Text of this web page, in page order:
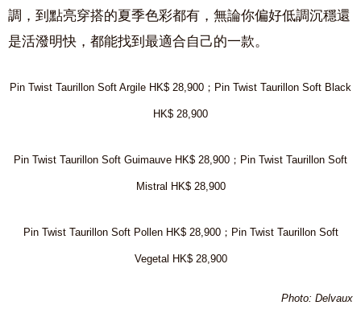
調，到點亮穿搭的夏季色彩都有，無論你偏好低調沉穩還
是活潑明快，都能找到最適合自己的一款。
Pin Twist Taurillon Soft Argile HK$ 28,900；Pin Twist Taurillon Soft Black
HK$ 28,900
Pin Twist Taurillon Soft Guimauve HK$ 28,900；Pin Twist Taurillon Soft
Mistral HK$ 28,900
Pin Twist Taurillon Soft Pollen HK$ 28,900；Pin Twist Taurillon Soft
Vegetal HK$ 28,900
Photo: Delvaux